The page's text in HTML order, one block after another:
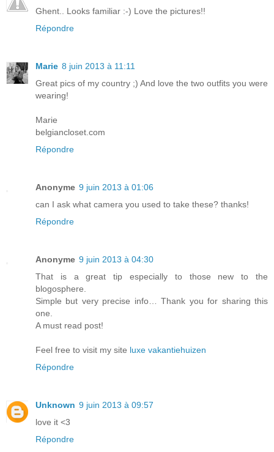
Ghent.. Looks familiar :-) Love the pictures!!
Répondre
Marie 8 juin 2013 à 11:11
Great pics of my country ;) And love the two outfits you were
wearing!
Marie
belgiancloset.com
Répondre
Anonyme 9 juin 2013 à 01:06
can I ask what camera you used to take these? thanks!
Répondre
Anonyme 9 juin 2013 à 04:30
That is a great tip especially to those new to the
blogosphere.
Simple but very precise info… Thank you for sharing this
one.
A must read post!
Feel free to visit my site luxe vakantiehuizen
Répondre
Unknown 9 juin 2013 à 09:57
love it <3
Répondre